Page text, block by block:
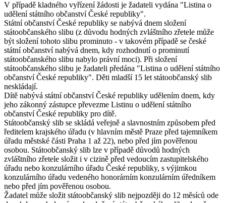
V případě kladného vyřízení žádosti je žadateli vydána "Listina o
udělení státního občanství České republiky".
Státní občanství České republiky se nabývá dnem složení
státoobčanského slibu (z důvodu hodných zvláštního zřetele může
být složení tohoto slibu prominuto - v takovém případě se české
státní občanství nabývá dnem, kdy rozhodnutí o prominutí
státoobčanského slibu nabylo právní moci). Při složení
státoobčanského slibu je žadateli předána "Listina o udělení státního
občanství České republiky". Děti mladší 15 let státoobčanský slib
neskládají.
Dítě nabývá státní občanství České republiky udělením dnem, kdy
jeho zákonný zástupce převezme Listinu o udělení státního
občanství České republiky pro dítě.
Státoobčanský slib se skládá veřejně a slavnostním způsobem před
ředitelem krajského úřadu (v hlavním městě Praze před tajemníkem
úřadu městské části Praha 1 až 22), nebo před jím pověřenou
osobou. Státoobčanský slib lze v případě důvodů hodných
zvláštního zřetele složit i v cizině před vedoucím zastupitelského
úřadu nebo konzulárního úřadu České republiky, s výjimkou
konzulárního úřadu vedeného honorárním konzulárním úředníkem
nebo před jím pověřenou osobou.
Žadatel může složit státoobčanský slib nejpozději do 12 měsíců ode